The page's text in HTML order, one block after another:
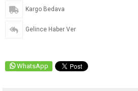
Kargo Bedava
Gelince Haber Ver
WhatsApp